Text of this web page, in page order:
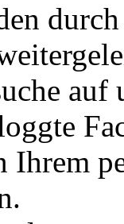
auf
Ihrem